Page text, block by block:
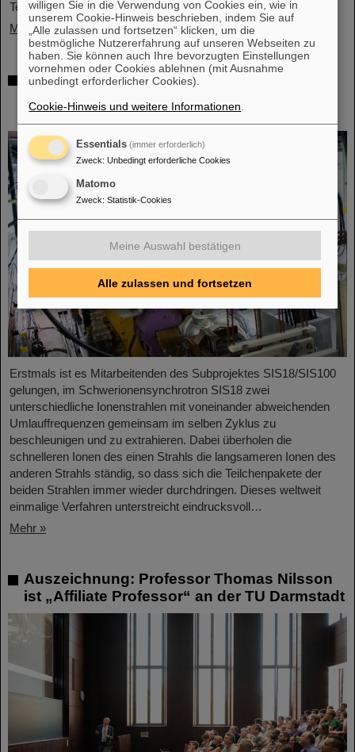
Teilchenbeschleunigeranlage FAIR.…
Mehr »
Gleichzeitige Beschleunigung von zwei
Ringbeschleuniger SIS18 demonstriert
Erstmals ist es Mitarbeitenden des Subprojektes SIS18/SIS100
gelungen, im Schwerionensynchrotron SIS18 zwei
unterschiedliche Ionenstrahlen mit voneinander abweichenden
Umlauffrequenzen gemeinsam im selben Zyklus zu
beschleunigen und zu extrahieren. Dabei überholen die
schnelleren Ionen des einen Strahls die langsameren Ionen des
anderen Strahls ständig, so dass sich die Teilchenpakete der
beiden Strahlen immer wieder durchdringen. Dieses weltweit
einmalige Verfahren unterstreicht eindrucksvoll…
Mehr »
Auszeichnung: Professor Thomas Nilsson
ist „Affiliate Professor“ an der TU Darmstadt
willigen Sie in die Verwendung von Cookies ein, wie in
unserem Cookie-Hinweis beschrieben, indem Sie auf
„Alle zulassen und fortsetzen“ klicken, um die
bestmögliche Nutzererfahrung auf unseren Webseiten zu
haben. Sie können auch Ihre bevorzugten Einstellungen
vornehmen oder Cookies ablehnen (mit Ausnahme
unbedingt erforderlicher Cookies).
Cookie-Hinweis und weitere Informationen
Essentials (immer erforderlich)
Zweck: Unbedingt erforderliche Cookies
Matomo
Zweck: Statistik-Cookies
Meine Auswahl bestätigen
Alle zulassen und fortsetzen